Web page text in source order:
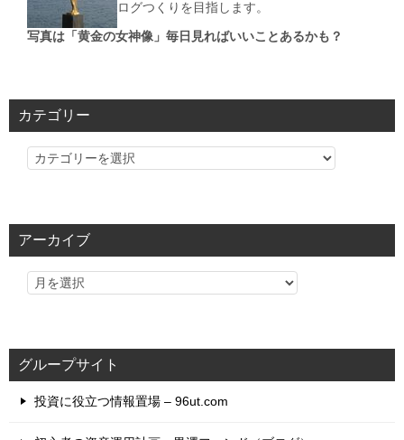
ログつくりを目指します。
写真は「黄金の女神像」毎日見ればいいことあるかも？
カテゴリー
カ
リ
アーカイブ
グループサイト
投資に役立つ情報置場 – 96ut.com